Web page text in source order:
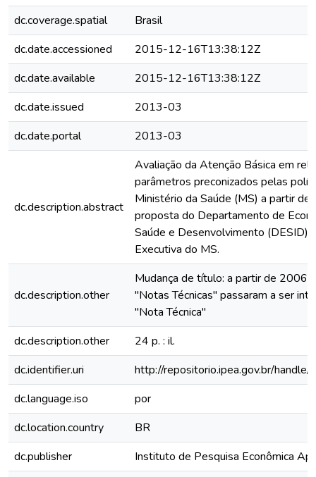
dc.coverage.spatial
Brasil
dc.date.accessioned
2015-12-16T13:38:12Z
dc.date.available
2015-12-16T13:38:12Z
dc.date.issued
2013-03
dc.date.portal
2013-03
dc.description.abstract
Avaliação da Atenção Básica em
parâmetros preconizados pelas
Ministério da Saúde (MS) a partir de
proposta do Departamento de
Saúde e Desenvolvimento (DESID)
Executiva do MS.
dc.description.other
Mudança de título: a partir de 2006
"Notas Técnicas" passaram a ser
"Nota Técnica"
dc.description.other
24 p. : il.
dc.identifier.uri
http://repositorio.ipea.gov.br/
dc.language.iso
por
dc.location.country
BR
dc.publisher
Instituto de Pesquisa Econômica